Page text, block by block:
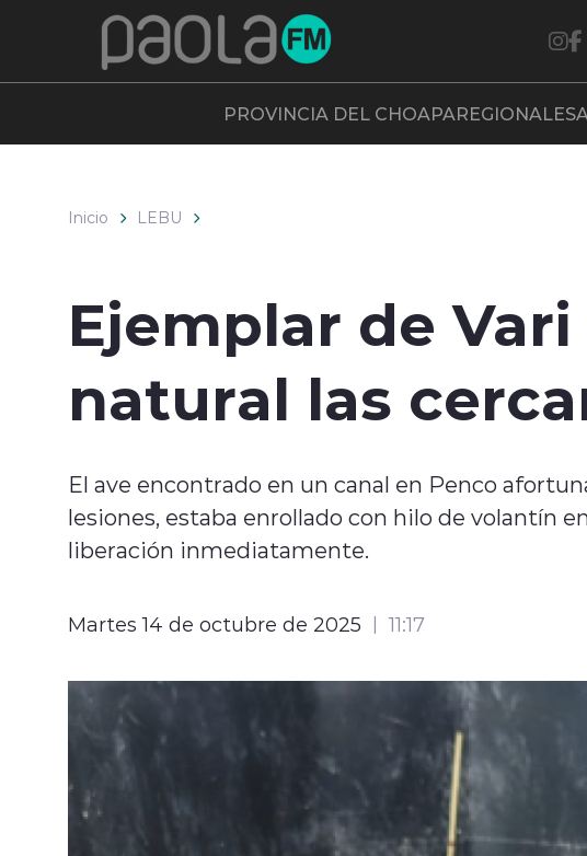
PROVINCIA DEL CHOAPAREGIONALES
Inicio LEBU
Ejemplar de
natural las
El ave encontrado en un canal en Penco
lesiones, estaba enrollado con hilo de volantín
liberación inmediatamente.
Martes 14 de octubre de 2025 11:17